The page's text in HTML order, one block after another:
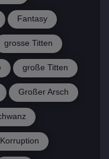
Fantasy
grosse Titten
große Titten
Großer Arsch
Korruption